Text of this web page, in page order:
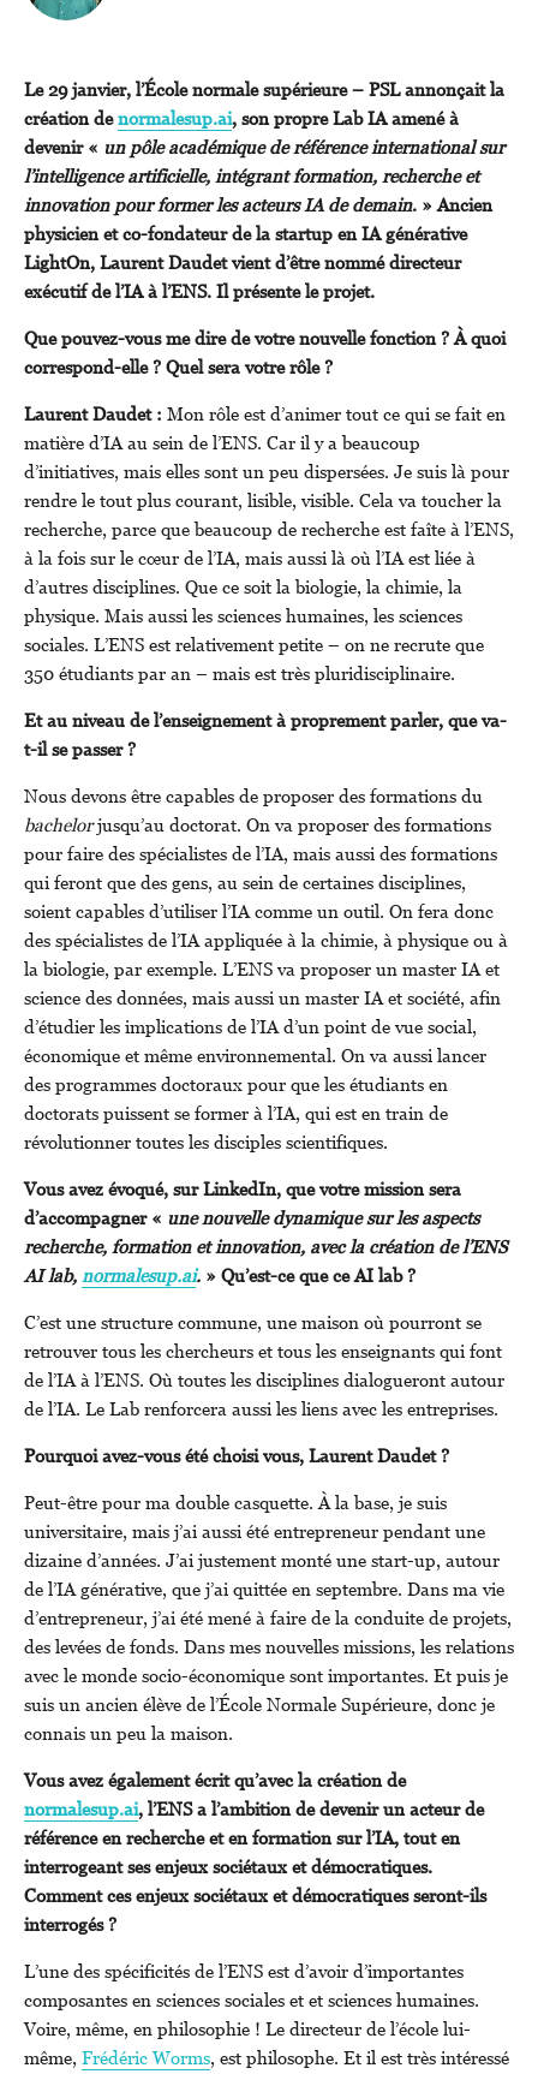
Le 29 janvier, l’École normale supérieure – PSL annonçait la
création denormalesup.ai, son propre Lab IA amené à
devenir « un pôle académique de référence international sur
l’intelligence artificielle, intégrant formation, recherche et
innovation pour former les acteurs IA de demain. » Ancien
physicien et co-fondateur de la startup en IA générative
LightOn, Laurent Daudet vient d’être nommé directeur
exécutif de l’IA à l’ENS. Il présente le projet.
Que pouvez-vous me dire de votre nouvelle fonction ? À quoi
correspond-elle ? Quel sera votre rôle ?
Laurent Daudet : Mon rôle est d’animer tout ce qui se fait en
matière d’IA au sein de l’ENS. Car il y a beaucoup
d’initiatives, mais elles sont un peu dispersées. Je suis là pour
rendre le tout plus courant, lisible, visible. Cela va toucher la
recherche, parce que beaucoup de recherche est faîte à l’ENS,
à la fois sur le cœur de l’IA, mais aussi là où l’IA est liée à
d’autres disciplines. Que ce soit la biologie, la chimie, la
physique. Mais aussi les sciences humaines, les sciences
sociales. L’ENS est relativement petite – on ne recrute que
350 étudiants par an – mais est très pluridisciplinaire.
Et au niveau de l’enseignement à proprement parler, que va-
t-il se passer ?
Nous devons être capables de proposer des formations du
bachelorjusqu’au doctorat. On va proposer des formations
pour faire des spécialistes de l’IA, mais aussi des formations
qui feront que des gens, au sein de certaines disciplines,
soient capables d’utiliser l’IA comme un outil. On fera donc
des spécialistes de l’IA appliquée à la chimie, à physique ou à
la biologie, par exemple. L’ENS va proposer un master IA et
science des données, mais aussi un master IA et société, afin
d’étudier les implications de l’IA d’un point de vue social,
économique et même environnemental. On va aussi lancer
des programmes doctoraux pour que les étudiants en
doctorats puissent se former à l’IA, qui est en train de
révolutionner toutes les disciples scientifiques.
Vous avez évoqué, sur LinkedIn, que votre mission sera
d’accompagner « une nouvelle dynamique sur les aspects
recherche, formation et innovation, avec la création de l’ENS
AI lab,normalesup.ai. » Qu’est-ce que ce AI lab ?
C’est une structure commune, une maison où pourront se
retrouver tous les chercheurs et tous les enseignants qui font
de l’IA à l’ENS. Où toutes les disciplines dialogueront autour
de l’IA. Le Lab renforcera aussi les liens avec les entreprises.
Pourquoi avez-vous été choisi vous, Laurent Daudet ?
Peut-être pour ma double casquette. À la base, je suis
universitaire, mais j’ai aussi été entrepreneur pendant une
dizaine d’années. J’ai justement monté une start-up, autour
de l’IA générative, que j’ai quittée en septembre. Dans ma vie
d’entrepreneur, j’ai été mené à faire de la conduite de projets,
des levées de fonds. Dans mes nouvelles missions, les relations
avec le monde socio-économique sont importantes. Et puis je
suis un ancien élève de l’École Normale Supérieure, donc je
connais un peu la maison.
Vous avez également écrit qu’avec la création de
normalesup.ai, l’ENS a l’ambition de devenir un acteur de
référence en recherche et en formation sur l’IA, tout en
interrogeant ses enjeux sociétaux et démocratiques.
Comment ces enjeux sociétaux et démocratiques seront-ils
interrogés ?
L’une des spécificités de l’ENS est d’avoir d’importantes
composantes en sciences sociales et et sciences humaines.
Voire, même, en philosophie ! Le directeur de l’école lui-
même, Frédéric Worms, est philosophe. Et il est très intéressé